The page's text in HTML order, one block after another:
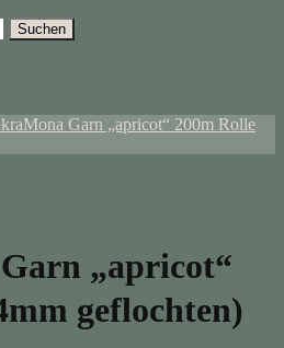
Garn „apricot“ 200m Rolle
„apricot“
geflochten)